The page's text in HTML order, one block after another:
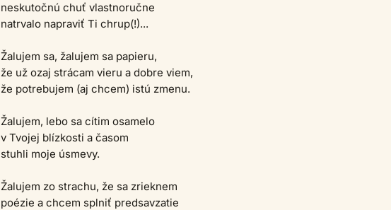
neskutočnú chuť vlastnoručne
natrvalo napraviť Ti chrup(!)...
Žalujem sa, žalujem sa papieru,
že už ozaj strácam vieru a dobre viem,
že potrebujem (aj chcem) istú zmenu.
Žalujem, lebo sa cítim osamelo
v Tvojej blízkosti a časom
stuhli moje úsmevy.
Žalujem zo strachu, že sa zrieknem
poézie a chcem splniť predsavzatie